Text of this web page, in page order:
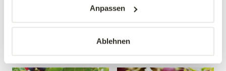
Anpassen
Ablehnen4 Liter Topf